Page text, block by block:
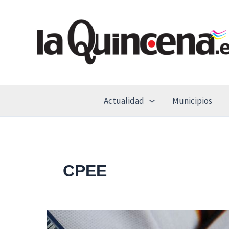
Actualidad Municipios
CPEE
Luz